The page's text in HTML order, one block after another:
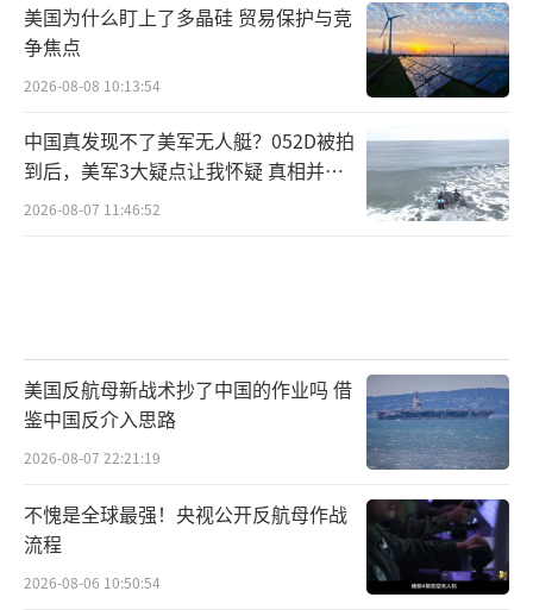
美国为什么盯上了多晶硅 贸易保护与竞
争焦点
2026-08-08 10:13:54
中国真发现不了美军无人艇？052D被拍
到后，美军3大疑点让我怀疑 真相并非
如此
2026-08-07 11:46:52
美国反航母新战术抄了中国的作业吗 借
鉴中国反介入思路
2026-08-07 22:21:19
不愧是全球最强！央视公开反航母作战
流程
2026-08-06 10:50:54